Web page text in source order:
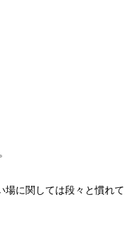
場に関しては段々と慣れて